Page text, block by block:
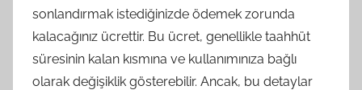
sonlandırmak istediğinizde ödemek zorunda
kalacağınız ücrettir. Bu ücret, genellikle taahhüt
süresinin kalan kısmına ve kullanımınıza bağlı
olarak değişiklik gösterebilir. Ancak, bu detaylar